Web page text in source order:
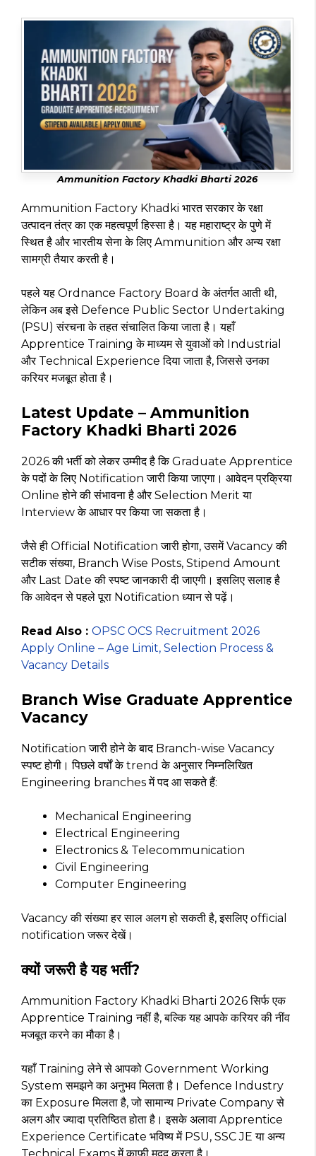
Ammunition Factory Khadki Bharti 2026
Ammunition Factory Khadki भारत सरकार के रक्षा
उत्पादन तंत्र का एक महत्वपूर्ण हिस्सा है। यह महाराष्ट्र के पुणे में
स्थित है और भारतीय सेना के लिए Ammunition और अन्य रक्षा
सामग्री तैयार करती है।
पहले यह Ordnance Factory Board के अंतर्गत आती थी,
लेकिन अब इसे Defence Public Sector Undertaking
(PSU) संरचना के तहत संचालित किया जाता है। यहाँ
Apprentice Training के माध्यम से युवाओं को Industrial
और Technical Experience दिया जाता है, जिससे उनका
करियर मजबूत होता है।
Latest Update – Ammunition
Factory Khadki Bharti 2026
2026 की भर्ती को लेकर उम्मीद है कि Graduate Apprentice
के पदों के लिए Notification जारी किया जाएगा। आवेदन प्रक्रिया
Online होने की संभावना है और Selection Merit या
Interview के आधार पर किया जा सकता है।
जैसे ही Official Notification जारी होगा, उसमें Vacancy की
सटीक संख्या, Branch Wise Posts, Stipend Amount
और Last Date की स्पष्ट जानकारी दी जाएगी। इसलिए सलाह है
कि आवेदन से पहले पूरा Notification ध्यान से पढ़ें।
Read Also : OPSC OCS Recruitment 2026
Apply Online – Age Limit, Selection Process &
Vacancy Details
Branch Wise Graduate Apprentice
Vacancy
Notification जारी होने के बाद Branch-wise Vacancy
स्पष्ट होगी। पिछले वर्षों के trend के अनुसार निम्नलिखित
Engineering branches में पद आ सकते हैं:
Mechanical Engineering
Electrical Engineering
Electronics & Telecommunication
Civil Engineering
Computer Engineering
Vacancy की संख्या हर साल अलग हो सकती है, इसलिए official
notification जरूर देखें।
क्यों जरूरी है यह भर्ती?
Ammunition Factory Khadki Bharti 2026 सिर्फ एक
Apprentice Training नहीं है, बल्कि यह आपके करियर की नींव
मजबूत करने का मौका है।
यहाँ Training लेने से आपको Government Working
System समझने का अनुभव मिलता है। Defence Industry
का Exposure मिलता है, जो सामान्य Private Company से
अलग और ज्यादा प्रतिष्ठित होता है। इसके अलावा Apprentice
Experience Certificate भविष्य में PSU, SSC JE या अन्य
Technical Exams में काफी मदद करता है।